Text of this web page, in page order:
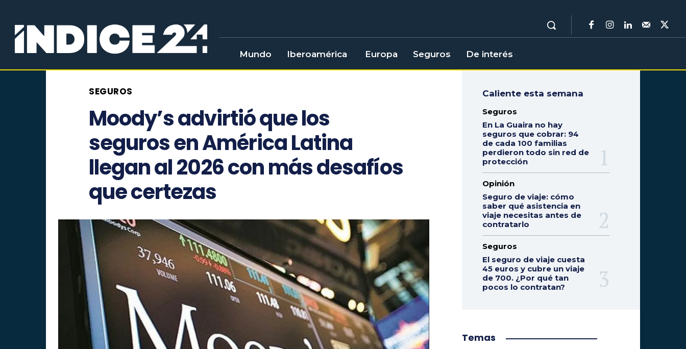
Mundo Iberoamérica Europa Seguros De interés
SEGUROS
Moody’s advirtió que los
seguros en América Latina
llegan al 2026 con más desafíos
que certezas
Caliente esta semana
Seguros
En La Guaira no hay
seguros que cobrar: 94
de cada 100 familias
perdieron todo sin red de
protección
Opinión
Seguro de viaje: cómo
saber qué asistencia en
viaje necesitas antes de
contratarlo
Seguros
El seguro de viaje cuesta
45 euros y cubre un viaje
de 700. ¿Por qué tan
pocos lo contratan?
Temas